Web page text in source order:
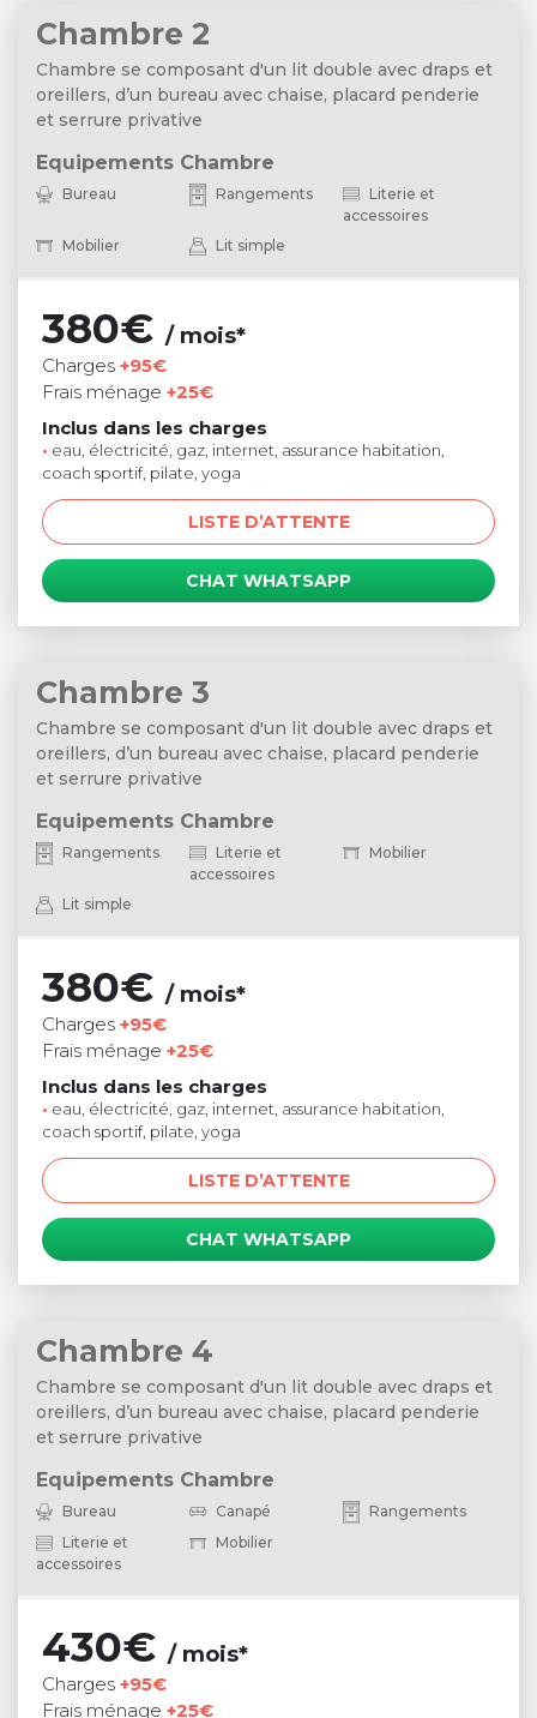
Chambre 2
Chambre se composant d'un lit double avec draps et
oreillers, d’un bureau avec chaise, placard penderie
et serrure privative
Equipements Chambre
Bureau Rangements
Literie et
accessoires
Mobilier
Lit simple
380€ / mois*
Charges +95€
Frais ménage +25€
Inclus dans les charges
• eau, électricité, gaz, internet, assurance habitation,
coach sportif, pilate, yoga
LISTE D’ATTENTE
CHAT WHATSAPP
Chambre 3
Chambre se composant d'un lit double avec draps et
oreillers, d’un bureau avec chaise, placard penderie
et serrure privative
Equipements Chambre
Rangements
Literie et
accessoires
Mobilier
Lit simple
380€ / mois*
Charges +95€
Frais ménage +25€
Inclus dans les charges
• eau, électricité, gaz, internet, assurance habitation,
coach sportif, pilate, yoga
LISTE D’ATTENTE
CHAT WHATSAPP
Chambre 4
Chambre se composant d'un lit double avec draps et
oreillers, d’un bureau avec chaise, placard penderie
et serrure privative
Equipements Chambre
Bureau Canapé
Rangements
Literie et
accessoires
Mobilier
430€ / mois*
Charges +95€
Frais ménage +25€